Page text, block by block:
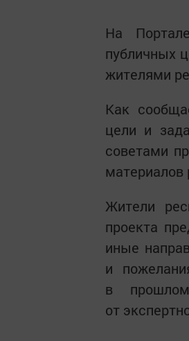
На
публичных
жителями
Как
цели и
советами
материалов
Жители
проекта
иные
и
в
от